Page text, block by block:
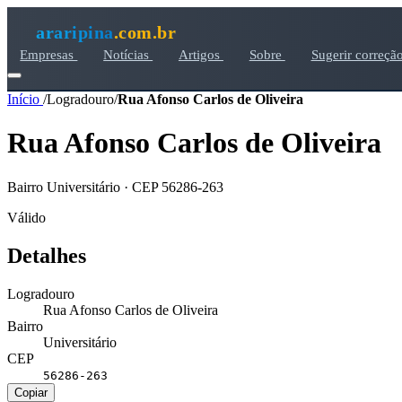
araripina.com.br
Empresas Notícias Artigos Sobre Sugerir
Início /Logradouro/Rua Afonso Carlos de Oliveira
Rua Afonso Carlos de Oliveira
Bairro Universitário · CEP 56286-263
Válido
Detalhes
Logradouro
Rua Afonso Carlos de Oliveira
Bairro
Universitário
CEP
56286-263
Copiar